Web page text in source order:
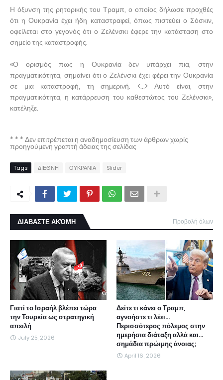
Η όξυνση της ρητορικής του Τραμπ, ο οποίος δήλωσε προχθές
ότι η Ουκρανία έχει ήδη καταστραφεί, όπως πιστεύει ο Σόσκιν,
οφείλεται στο γεγονός ότι ο Ζελένσκι έφερε την κατάσταση στο
σημείο της καταστροφής.
«Ο ορισμός πως η Ουκρανία δεν υπάρχει πια, στην
πραγματικότητα, σημαίνει ότι ο Ζελένσκι έχει φέρει την Ουκρανία
σε μια καταστροφή, τη σημερινή. <...> Αυτό είναι, στην
πραγματικότητα, η κατάρρευση του καθεστώτος του Ζελένσκι»,
κατέληξε.
* * * Δεν επιτρέπεται η αναδημοσίευση των άρθρων χωρίς
προηγούμενη γραπτή άδειας της σελίδας
Tags ΔΙΕΘΝΗ ΟΥΚΡΑΝΙΑ Slider
ΔΙΑΒΑΣΤΕ ΑΚΌΜΗ Προβολή όλων
Γιατί το Ισραήλ βλέπει τώρα
την Τουρκία ως στρατηγική
απειλή
July 25, 2026
Δείτε τι κάνει ο Τραμπ,
αγνοήστε τι λέει...
Περισσότερος πόλεμος στην
ημερήσια διάταξη αλλά και...
σημάδια πρώιμης άνοιας;
April 16, 2026